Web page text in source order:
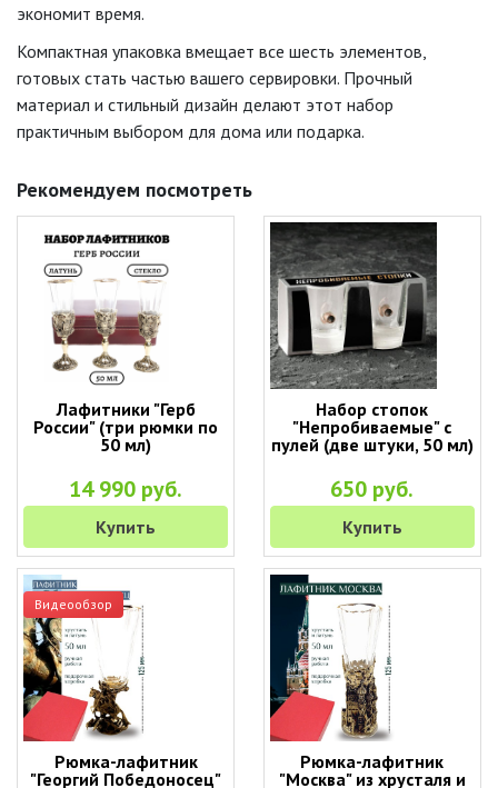
экономит время.
Компактная упаковка вмещает все шесть элементов,
готовых стать частью вашего сервировки. Прочный
материал и стильный дизайн делают этот набор
практичным выбором для дома или подарка.
Рекомендуем посмотреть
Лафитники "Герб
России" (три рюмки по
50 мл)
14 990 руб.
Купить
Набор стопок
"Непробиваемые" с
пулей (две штуки, 50 мл)
650 руб.
Купить
Видеообзор
Рюмка-лафитник
"Георгий Победоносец"
Рюмка-лафитник
"Москва" из хрусталя и